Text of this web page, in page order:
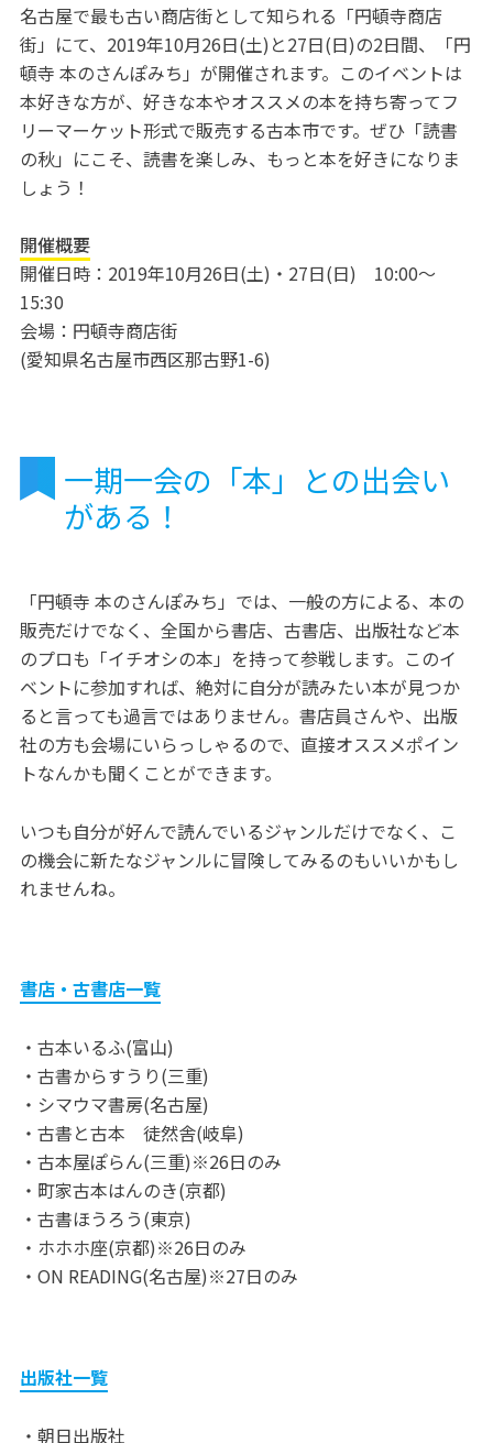
名古屋で最も古い商店街として知られる「円頓寺商店
街」にて、2019年10月26日(土)と27日(日)の2日間、「円
頓寺 本のさんぽみち」が開催されます。このイベントは
本好きな方が、好きな本やオススメの本を持ち寄ってフ
リーマーケット形式で販売する古本市です。ぜひ「読書
の秋」にこそ、読書を楽しみ、もっと本を好きになりま
しょう！
開催概要
開催日時：2019年10月26日(土)・27日(日) 10:00～
15:30
会場：円頓寺商店街
(愛知県名古屋市西区那古野1-6)
一期一会の「本」との出会い
がある！
「円頓寺 本のさんぽみち」では、一般の方による、本の
販売だけでなく、全国から書店、古書店、出版社など本
のプロも「イチオシの本」を持って参戦します。このイ
ベントに参加すれば、絶対に自分が読みたい本が見つか
ると言っても過言ではありません。書店員さんや、出版
社の方も会場にいらっしゃるので、直接オススメポイン
トなんかも聞くことができます。
いつも自分が好んで読んでいるジャンルだけでなく、こ
の機会に新たなジャンルに冒険してみるのもいいかもし
れませんね。
書店・古書店一覧
・古本いるふ(富山)
・古書からすうり(三重)
・シマウマ書房(名古屋)
・古書と古本 徒然舎(岐阜)
・古本屋ぽらん(三重)※26日のみ
・町家古本はんのき(京都)
・古書ほうろう(東京)
・ホホホ座(京都)※26日のみ
・ON READING(名古屋)※27日のみ
出版社一覧
・朝日出版社